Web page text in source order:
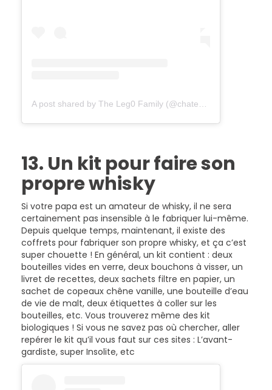
13. Un kit pour faire son
propre whisky
Si votre papa est un amateur de whisky, il ne sera
certainement pas insensible à le fabriquer lui-même.
Depuis quelque temps, maintenant, il existe des
coffrets pour fabriquer son propre whisky, et ça c’est
super chouette ! En général, un kit contient : deux
bouteilles vides en verre, deux bouchons à visser, un
livret de recettes, deux sachets filtre en papier, un
sachet de copeaux chêne vanille, une bouteille d’eau
de vie de malt, deux étiquettes à coller sur les
bouteilles, etc. Vous trouverez même des kit
biologiques ! Si vous ne savez pas où chercher, aller
repérer le kit qu’il vous faut sur ces sites : L’avant-
gardiste, super Insolite, etc